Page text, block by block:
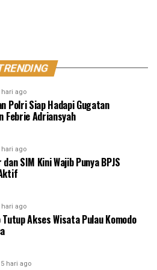
hari ago
Polri Siap Hadapi Gugatan
Febrie Adriansyah
hari ago
SIM Kini Wajib Punya BPJS
hari ago
Tutup Akses Wisata Pulau Komodo
5 hari ago